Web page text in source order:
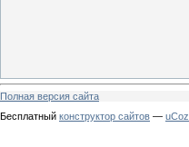
Полная версия сайта
Бесплатный конструктор сайтов — uCoz